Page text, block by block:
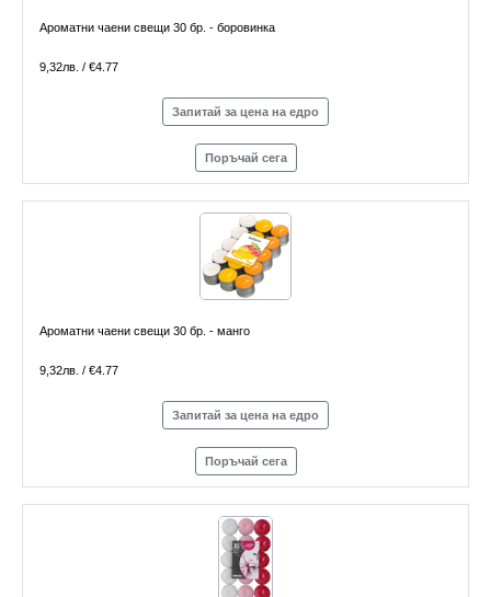
Ароматни чаени свещи 30 бр. - боровинка
9,32лв. / €4.77
Запитай за цена на едро
Поръчай сега
Ароматни чаени свещи 30 бр. - манго
9,32лв. / €4.77
Запитай за цена на едро
Поръчай сега